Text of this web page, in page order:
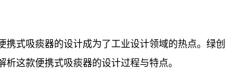
式吸痰器的设计成为了工业设计领域的热点。
这款便携式吸痰器的设计过程与特点。